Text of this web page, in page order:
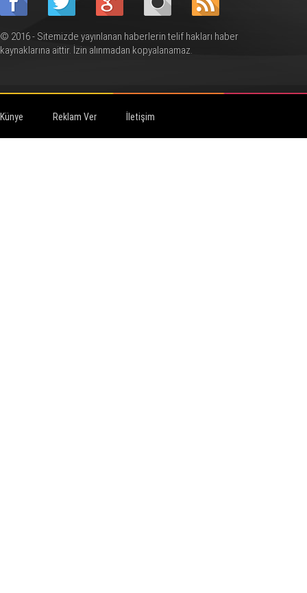
© 2016 - Sitemizde yayınlanan haberlerin telif hakları haber
kaynaklarına aittir. İzin alınmadan kopyalanamaz.
Künye Reklam Ver İletişim